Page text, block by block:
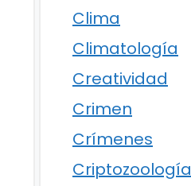
Clima
Climatología
Creatividad
Crimen
Crímenes
Criptozoología